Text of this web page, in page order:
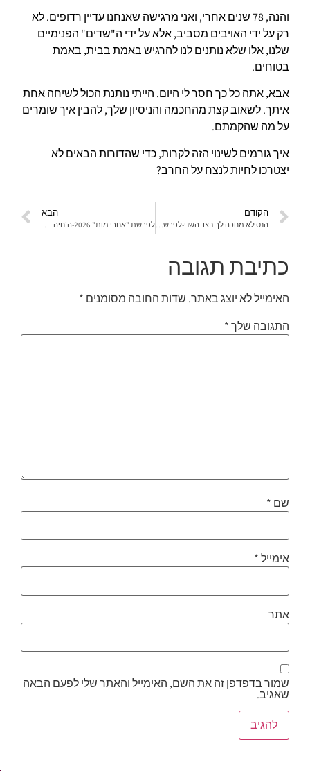
והנה, 78 שנים אחרי, ואני מרגישה שאנחנו עדיין רדופים. לא
רק על ידי האויבים מסביב, אלא על ידי ה"שדים" הפנימיים
שלנו, אלו שלא נותנים לנו להרגיש באמת בבית, באמת
בטוחים.
אבא, אתה כל כך חסר לי היום. הייתי נותנת הכול לשיחה אחת
איתך. לשאוב קצת מהחכמה והניסיון שלך, להבין איך שומרים
על מה שהקמתם.
איך גורמים לשינוי הזה לקרות, כדי שהדורות הבאים לא
יצטרכו לחיות לנצח על החרב?
הקודם
הנס לא מחכה לך בצד השני-לפרשת "בשלח" 2026
הבא
לפרשת "אחרי מות" 2026-ה'חיה הרעה' שטרפה את יוסף עדיין מסתובבת בינינו, והיא לא חיה ביער
כתיבת תגובה
האימייל לא יוצג באתר. שדות החובה מסומנים *
התגובה שלך*
שם *
אימייל*
אתר
שמור בדפדפן זה את השם, האימייל והאתר שלי לפעם הבאה
שאגיב.